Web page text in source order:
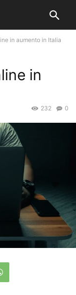
in aumento in Italia
in
0
232